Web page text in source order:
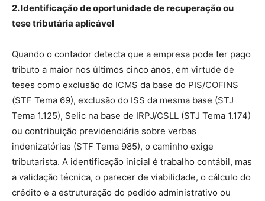
2. Identificação de oportunidade de recuperação ou
tese tributária aplicável
Quando o contador detecta que a empresa pode ter pago
tributo a maior nos últimos cinco anos, em virtude de
teses como exclusão do ICMS da base do PIS/COFINS
(STF Tema 69), exclusão do ISS da mesma base (STJ
Tema 1.125), Selic na base de IRPJ/CSLL (STJ Tema 1.174)
ou contribuição previdenciária sobre verbas
indenizatórias (STF Tema 985), o caminho exige
tributarista. A identificação inicial é trabalho contábil, mas
a validação técnica, o parecer de viabilidade, o cálculo do
crédito e a estruturação do pedido administrativo ou